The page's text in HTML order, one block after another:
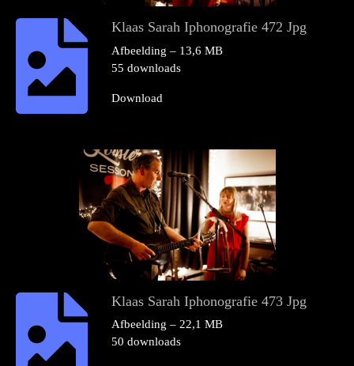
Klaas Sarah Iphonografie 472 Jpg
Afbeelding – 13,6 MB
55 downloads
Download
Klaas Sarah Iphonografie 473 Jpg
Afbeelding – 22,1 MB
50 downloads